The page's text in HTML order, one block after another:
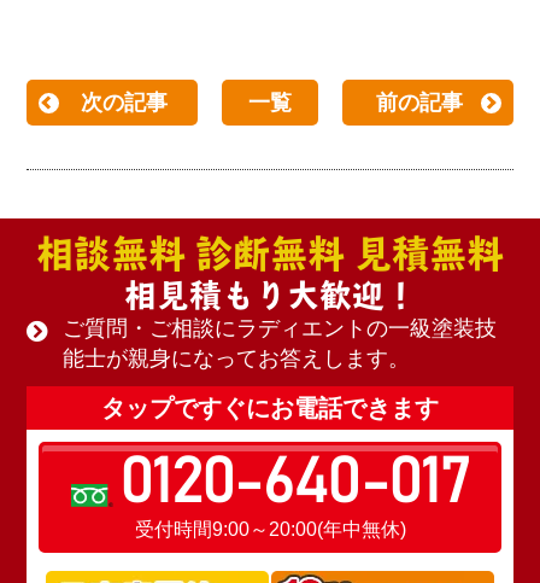
次の記事 一覧 前の記事
相談無料 診断無料 見積無料
相見積もり大歓迎！
ご質問・ご相談にラディエントの一級塗装技
能士が親身になってお答えします。
タップですぐにお電話できます
0120-640-017
受付時間9:00～20:00(年中無休)